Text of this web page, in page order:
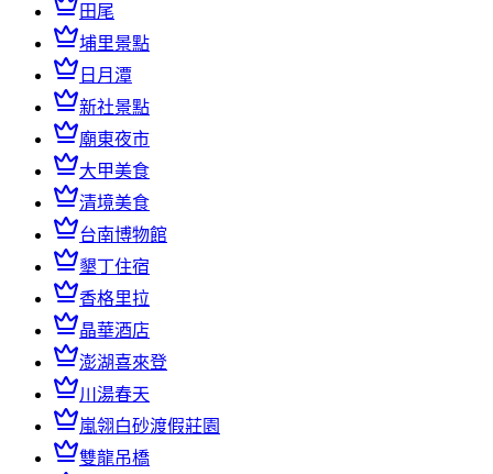
田尾
埔里景點
日月潭
新社景點
廟東夜市
大甲美食
清境美食
台南博物館
墾丁住宿
香格里拉
晶華酒店
澎湖喜來登
川湯春天
嵐翎白砂渡假莊園
雙龍吊橋